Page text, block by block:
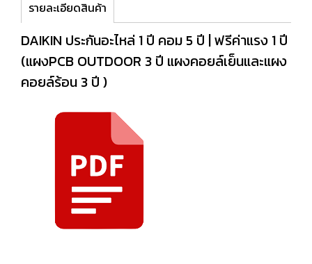
รายละเอียดสินค้า
DAIKIN ประกันอะไหล่ 1 ปี คอม 5 ปี | ฟรีค่าแรง 1 ปี
(แผงPCB OUTDOOR 3 ปี แผงคอยล์เย็นและแผง
คอยล์ร้อน 3 ปี )